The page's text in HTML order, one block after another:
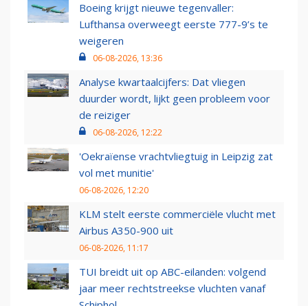
Boeing krijgt nieuwe tegenvaller:
Lufthansa overweegt eerste 777-9’s te
weigeren
06-08-2026, 13:36
Analyse kwartaalcijfers: Dat vliegen
duurder wordt, lijkt geen probleem voor
de reiziger
06-08-2026, 12:22
'Oekraïense vrachtvliegtuig in Leipzig zat
vol met munitie'
06-08-2026, 12:20
KLM stelt eerste commerciële vlucht met
Airbus A350-900 uit
06-08-2026, 11:17
TUI breidt uit op ABC-eilanden: volgend
jaar meer rechtstreekse vluchten vanaf